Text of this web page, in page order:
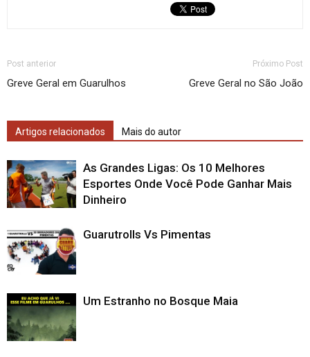
Post anterior
Greve Geral em Guarulhos
Próximo Post
Greve Geral no São João
Artigos relacionados Mais do autor
As Grandes Ligas: Os 10 Melhores
Esportes Onde Você Pode Ganhar Mais
Dinheiro
Guarutrolls Vs Pimentas
Um Estranho no Bosque Maia